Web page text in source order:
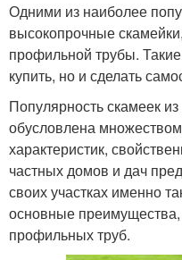
Одними из наиболее
высокопрочные
профильной трубы.
купить, но и сделать
Популярность скамеек
обусловлена
характеристик,
частных домов и дач
своих участках именно
основные
профильных труб.